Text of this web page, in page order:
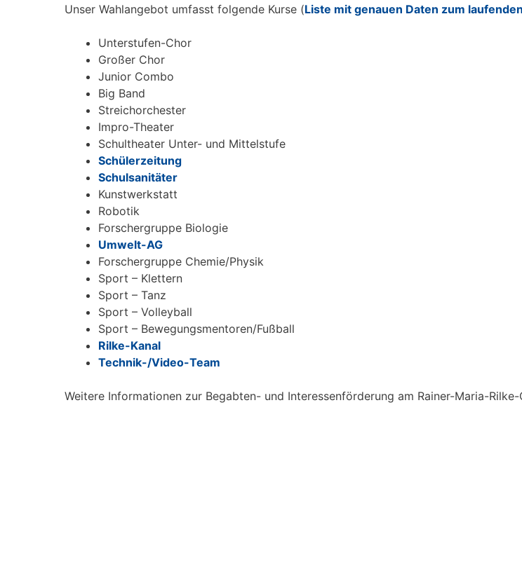
Unser Wahlangebot umfasst folgende Kurse (Liste mit genauen Daten zum
Unterstufen-Chor
Großer Chor
Junior Combo
Big Band
Streichorchester
Impro-Theater
Schultheater Unter- und Mittelstufe
Schülerzeitung
Schulsanitäter
Kunstwerkstatt
Robotik
Forschergruppe Biologie
Umwelt-AG
Forschergruppe Chemie/Physik
Sport – Klettern
Sport – Tanz
Sport – Volleyball
Sport – Bewegungsmentoren/Fußball
Rilke-Kanal
Technik-/Video-Team
Weitere Informationen zur Begabten- und Interessenförderung am Rainer-Maria-